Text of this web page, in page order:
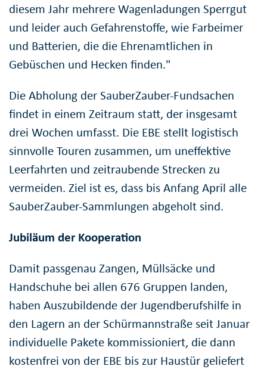
diesem Jahr mehrere Wagenladungen Sperrgut
und leider auch Gefahrenstoffe, wie Farbeimer
und Batterien, die die Ehrenamtlichen in
Gebüschen und Hecken finden."
Die Abholung der SauberZauber-Fundsachen
findet in einem Zeitraum statt, der insgesamt
drei Wochen umfasst. Die EBE stellt logistisch
sinnvolle Touren zusammen, um uneffektive
Leerfahrten und zeitraubende Strecken zu
vermeiden. Ziel ist es, dass bis Anfang April alle
SauberZauber-Sammlungen abgeholt sind.
Jubiläum der Kooperation
Damit passgenau Zangen, Müllsäcke und
Handschuhe bei allen 676 Gruppen landen,
haben Auszubildende der Jugendberufshilfe in
den Lagern an der Schürmannstraße seit Januar
individuelle Pakete kommissioniert, die dann
kostenfrei von der EBE bis zur Haustür geliefert